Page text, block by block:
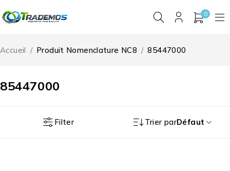
0
85447000
Accueil / Produit Nomenclature NC8 / 85447000
Filter Trier parDéfaut